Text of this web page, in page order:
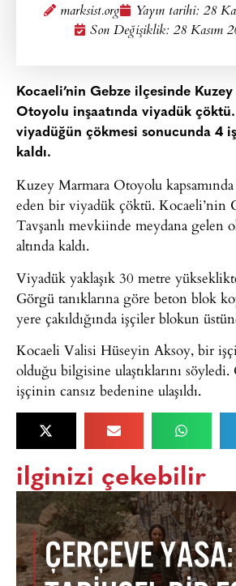
marksist.org Yayın tarihi: 28
Son Değişiklik: 28 Kasım
Kocaeli’nin Gebze ilçesinde
Otoyolu inşaatında viyadük çöktü.
viyadüğün çökmesi sonucunda 4
kaldı.
Kuzey Marmara Otoyolu kapsamında
eden bir viyadük çöktü. Kocaeli’nin
Tavşanlı mevkiinde meydana gelen
altında kaldı.
Viyadük yaklaşık 30 metre
Görgü tanıklarına göre beton blok
yere çakıldığında işçiler blokun
Kocaeli Valisi Hüseyin Aksoy, bir
olduğu bilgisine ulaştıklarını söyledi.
işçinin cansız bedenine ulaşıldı.
ilginizi çekebilir